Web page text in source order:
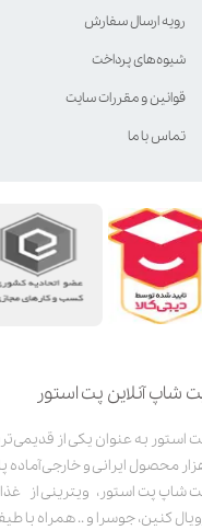
شاپ آنلاین پت استور
محصول ایرانی و خارجی
شاپ پت استور، ویترینی از
کنین، جوسرا و .. همراه با
رویه ارسال سفارش
شیوه‌های پرداخت
قوانین و مقررات سایت
تماس با ما